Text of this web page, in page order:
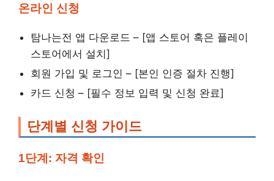
온라인 신청
탐나는전 앱 다운로드 – [앱 스토어 혹은 플레이
스토어에서 설치]
회원 가입 및 로그인 – [본인 인증 절차 진행]
카드 신청 – [필수 정보 입력 및 신청 완료]
단계별 신청 가이드
1단계: 자격 확인